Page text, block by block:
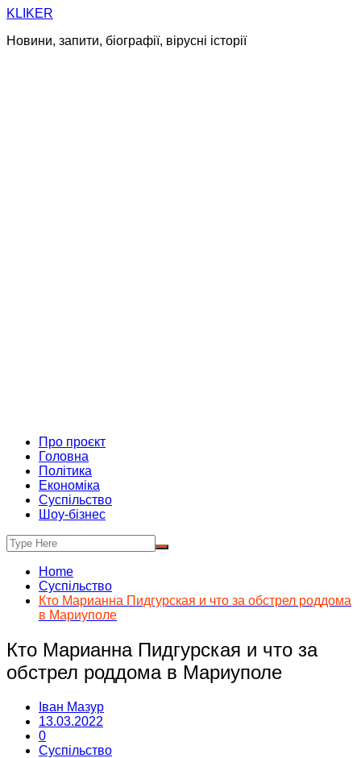
Skip
content
KLIKER
Новини, запити, біографії, вірусні історії
Про проєкт
Головна
Політика
Економіка
Суспільство
Шоу-бізнес
Home
Суспільство
Кто Марианна Пидгурская и что за обстрел роддома
в Мариуполе
Кто Марианна Пидгурская и что за
обстрел роддома в Мариуполе
Іван Мазур
13.03.2022
0
Суспільство